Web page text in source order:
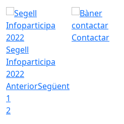
Segell
Infoparticipa
2022
Contactar
AnteriorSegüent
1
2